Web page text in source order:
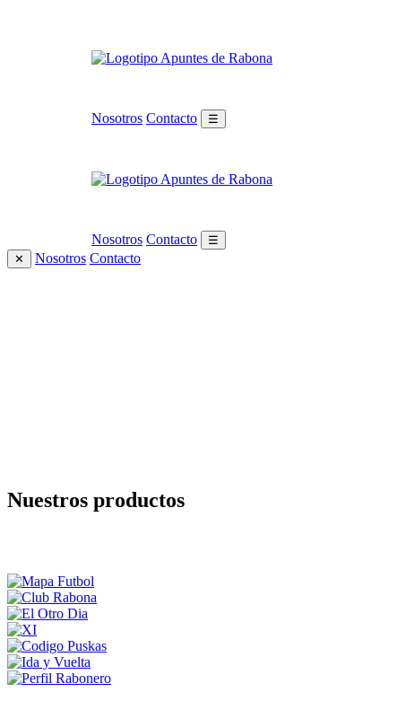
Nosotros Contacto ☰
Nosotros Contacto
☰
✕
Nosotros Contacto
Nuestros productos